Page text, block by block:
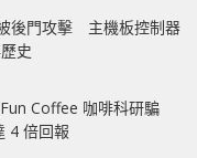
後門攻擊 主機板控制器
史
Coffee 咖啡科研騙
4 倍回報